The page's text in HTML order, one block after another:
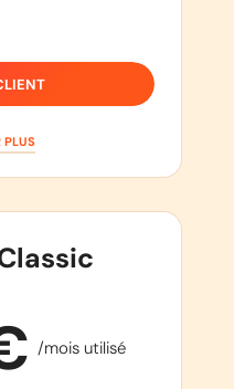
PLUS
/mois utilisé